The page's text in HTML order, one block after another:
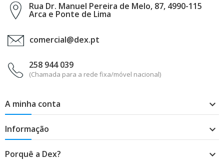
Rua Dr. Manuel Pereira de Melo, 87, 4990-115
Arca e Ponte de Lima
comercial@dex.pt
258 944 039
(Chamada para a rede fixa/móvel nacional)
A minha conta 
Informação 
Porquê a Dex? 